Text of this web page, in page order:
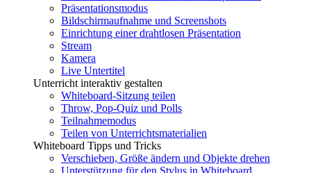
Präsentationsmodus
Bildschirmaufnahme und Screenshots
Einrichtung einer drahtlosen Präsentation
Stream
Kamera
Live Untertitel
Unterricht interaktiv gestalten
Whiteboard-Sitzung teilen
Throw, Pop-Quiz und Polls
Teilnahmemodus
Teilen von Unterrichtsmaterialien
Whiteboard Tipps und Tricks
Verschieben, Größe ändern und Objekte drehen
Unterstützung für den Stylus in Whiteboard